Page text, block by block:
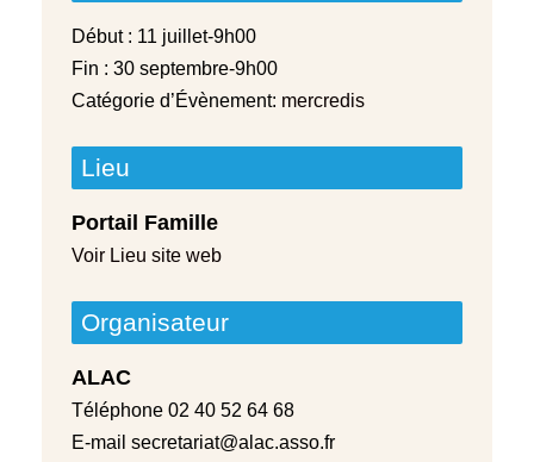
Début : 11 juillet-9h00
Fin : 30 septembre-9h00
Catégorie d’Évènement: mercredis
Lieu
Portail Famille
Voir Lieu site web
Organisateur
ALAC
Téléphone 02 40 52 64 68
E-mail secretariat@alac.asso.fr